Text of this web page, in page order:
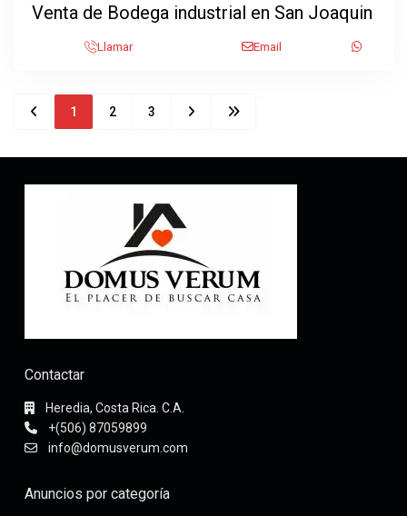
Venta de Bodega industrial en San Joaquin
Llamar Email
1 2 3
Contactar
Heredia, Costa Rica. C.A.
+(506) 87059899
info@domusverum.com
Anuncios por categoría